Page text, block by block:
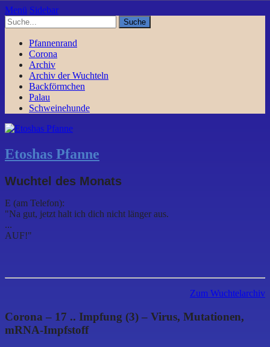
Menü Sidebar
Pfannenrand
Corona
Archiv
Archiv der Wuchteln
Backförmchen
Palau
Schweinehunde
Etoshas Pfanne
Wuchtel des Monats
E (am Telefon):
"Na gut, jetzt halt ich dich nicht länger aus.
...
AUF!"
Zum Wuchtelarchiv
Corona – 17 .. Impfung (3) – Virus, Mutationen,
mRNA-Impfstoff